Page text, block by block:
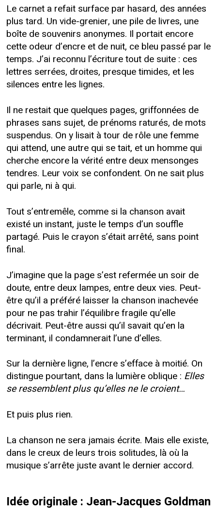
Le carnet a refait surface par hasard, des années
plus tard. Un vide-grenier, une pile de livres, une
boîte de souvenirs anonymes. Il portait encore
cette odeur d’encre et de nuit, ce bleu passé par le
temps. J’ai reconnu l’écriture tout de suite : ces
lettres serrées, droites, presque timides, et les
silences entre les lignes.
Il ne restait que quelques pages, griffonnées de
phrases sans sujet, de prénoms raturés, de mots
suspendus. On y lisait à tour de rôle une femme
qui attend, une autre qui se tait, et un homme qui
cherche encore la vérité entre deux mensonges
tendres. Leur voix se confondent. On ne sait plus
qui parle, ni à qui.
Tout s’entremêle, comme si la chanson avait
existé un instant, juste le temps d’un souffle
partagé. Puis le crayon s’était arrêté, sans point
final.
J’imagine que la page s’est refermée un soir de
doute, entre deux lampes, entre deux vies. Peut-
être qu’il a préféré laisser la chanson inachevée
pour ne pas trahir l’équilibre fragile qu’elle
décrivait. Peut-être aussi qu’il savait qu’en la
terminant, il condamnerait l’une d’elles.
Sur la dernière ligne, l’encre s’efface à moitié. On
distingue pourtant, dans la lumière oblique : Elles
se ressemblent plus qu’elles ne le croient…
Et puis plus rien.
La chanson ne sera jamais écrite. Mais elle existe,
dans le creux de leurs trois solitudes, là où la
musique s’arrête juste avant le dernier accord.
Idée originale : Jean-Jacques Goldman